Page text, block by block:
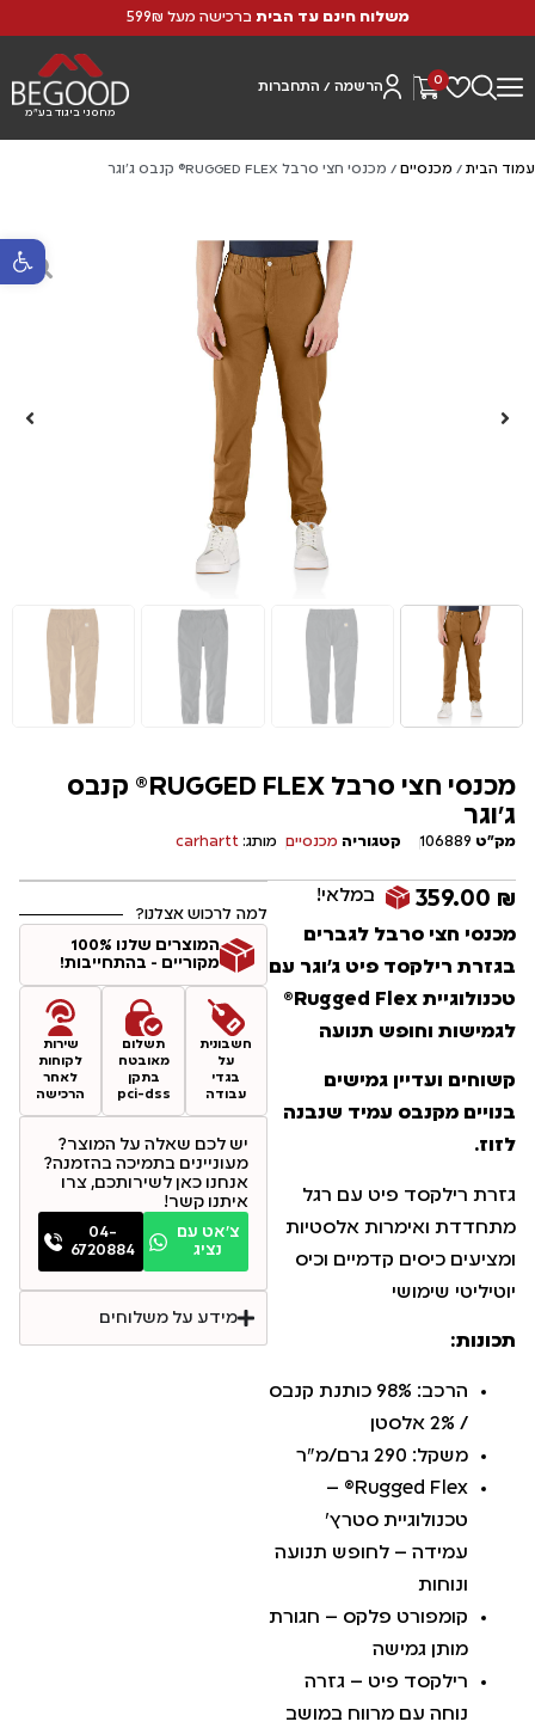
פתח
משלוח חינם עד הבית ברכישה מעל 599₪
0 הרשמה / התחברות
מחסני ביגוד בע"מ
עמוד הבית / מכנסיים / מכנסי חצי סרבל RUGGED FLEX® קנבס ג'וגר
מכנסי חצי סרבל RUGGED FLEX® קנבס
ג'וגר
מק"ט 106889 קטגוריה מכנסיים מותג:carhartt
359.00 ₪
במלאי!
מכנסי חצי סרבל לגברים
בגזרת רילקסד פיט ג'וגר עם
טכנולוגיית Rugged Flex®
לגמישות וחופש תנועה
קשוחים ועדיין גמישים
בנויים מקנבס עמיד שנבנה
לזוז.
גזרת רילקסד פיט עם רגל
מתחדדת ואימרות אלסטיות
ומציעים כיסים קדמיים וכיס
יוטיליטי שימושי
תכונות:
הרכב: 98% כותנת קנבס
/ 2% אלסטן
משקל: 290 גרם/מ"ר
Rugged Flex® –
טכנולוגיית סטרץ'
עמידה – לחופש תנועה
ונוחות
קומפורט פלקס – חגורת
מותן גמישה
רילקסד פיט – גזרה
נוחה עם מרווח במושב
למה לרכוש אצלנו?
המוצרים שלנו 100%
מקוריים - בהתחייבות!
חשבונית
על
בגדי
עבודה
תשלום
מאובטח
בתקן
pci-dss
שירות
לקוחות
לאחר
הרכישה
יש לכם שאלה על המוצר?
מעוניינים בתמיכה בהזמנה?
אנחנו כאן לשירותכם, צרו
איתנו קשר!
צ׳אט עם
נציג
04-
6720884
מידע על משלוחים